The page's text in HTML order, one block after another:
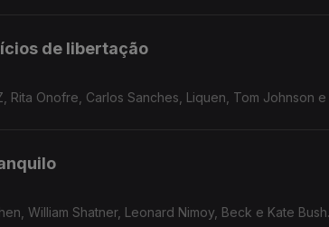
de libertação
Rita Onofre, Carlos Sanches, Liquen, Tom Johnson e
William Shatner, Leonard Nimoy, Beck e Kate Bush.